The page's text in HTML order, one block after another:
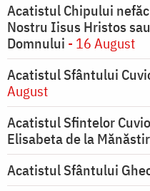
Acatistul Chipului
Nostru Iisus Hristos
Domnului - 16 August
Acatistul Sfântului
August
Acatistul Sfintelor
Elisabeta de la
Acatistul Sfântului